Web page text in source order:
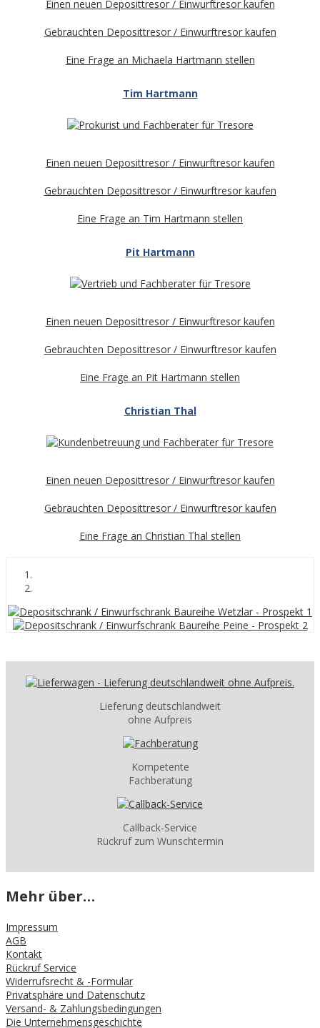
Einen neuen Deposittresor / Einwurftresor kaufen
Gebrauchten Deposittresor / Einwurftresor kaufen
Eine Frage an Michaela Hartmann stellen
Tim Hartmann
Einen neuen Deposittresor / Einwurftresor kaufen
Gebrauchten Deposittresor / Einwurftresor kaufen
Eine Frage an Tim Hartmann stellen
Pit Hartmann
Einen neuen Deposittresor / Einwurftresor kaufen
Gebrauchten Deposittresor / Einwurftresor kaufen
Eine Frage an Pit Hartmann stellen
Christian Thal
Einen neuen Deposittresor / Einwurftresor kaufen
Gebrauchten Deposittresor / Einwurftresor kaufen
Eine Frage an Christian Thal stellen
Lieferung deutschlandweit
ohne Aufpreis
Kompetente
Fachberatung
Callback-Service
Rückruf zum Wunschtermin
Mehr über…
Impressum
AGB
Kontakt
Rückruf Service
Widerrufsrecht & -Formular
Privatsphäre und Datenschutz
Versand- & Zahlungsbedingungen
Die Unternehmensgeschichte